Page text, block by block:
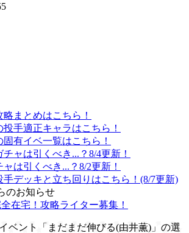
略まとめはこちら！
投手適正キャラはこちら！
固有イベ一覧はこちら！
チャは引くべき...？8/4更新！
は引くべき...？8/2更新！
手デッキと立ち回りはこちら！(8/7更新)
のお知らせ
在宅！攻略ライター募集！
ベント「まだまだ伸びる(由井薫)」の選